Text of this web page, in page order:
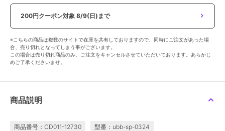
200円クーポン対象 8/9(日)まで
※こちらの商品は複数のサイトで在庫を共有しておりますので、同時にご注文があった場
合、売り切れとなってしまう事がございます。
この場合は売り切れ商品のみ、ご注文をキャンセルさせていただいております。あらかじ
めご了承くださいませ。
商品説明
商品番号：CD011-12730 型番：ubb-sp-0324